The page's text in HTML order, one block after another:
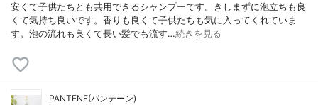
安くて子供たちとも共用できるシャンプーです。きしまずに泡立ちも良
くて気持ち良いです。香りも良くて子供たちも気に入ってくれていま
す。泡の流れも良くて長い髪でも流す…続きを見る
PANTENE(パンテーン)